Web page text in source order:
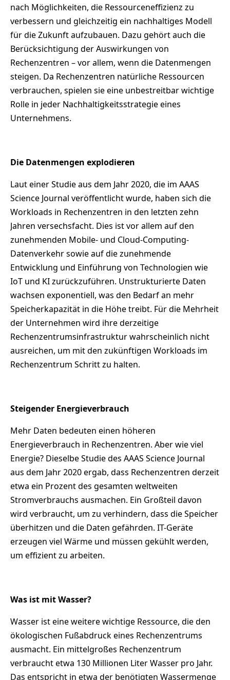
nach Möglichkeiten, die Ressourceneffizienz zu
verbessern und gleichzeitig ein nachhaltiges Modell
für die Zukunft aufzubauen. Dazu gehört auch die
Berücksichtigung der Auswirkungen von
Rechenzentren – vor allem, wenn die Datenmengen
steigen. Da Rechenzentren natürliche Ressourcen
verbrauchen, spielen sie eine unbestreitbar wichtige
Rolle in jeder Nachhaltigkeitsstrategie eines
Unternehmens.
Die Datenmengen explodieren
Laut einer Studie aus dem Jahr 2020, die im AAAS
Science Journal veröffentlicht wurde, haben sich die
Workloads in Rechenzentren in den letzten zehn
Jahren versechsfacht. Dies ist vor allem auf den
zunehmenden Mobile- und Cloud-Computing-
Datenverkehr sowie auf die zunehmende
Entwicklung und Einführung von Technologien wie
IoT und KI zurückzuführen. Unstrukturierte Daten
wachsen exponentiell, was den Bedarf an mehr
Speicherkapazität in die Höhe treibt. Für die Mehrheit
der Unternehmen wird ihre derzeitige
Rechenzentrumsinfrastruktur wahrscheinlich nicht
ausreichen, um mit den zukünftigen Workloads im
Rechenzentrum Schritt zu halten.
Steigender Energieverbrauch
Mehr Daten bedeuten einen höheren
Energieverbrauch in Rechenzentren. Aber wie viel
Energie? Dieselbe Studie des AAAS Science Journal
aus dem Jahr 2020 ergab, dass Rechenzentren derzeit
etwa ein Prozent des gesamten weltweiten
Stromverbrauchs ausmachen. Ein Großteil davon
wird verbraucht, um zu verhindern, dass die Speicher
überhitzen und die Daten gefährden. IT-Geräte
erzeugen viel Wärme und müssen gekühlt werden,
um effizient zu arbeiten.
Was ist mit Wasser?
Wasser ist eine weitere wichtige Ressource, die den
ökologischen Fußabdruck eines Rechenzentrums
ausmacht. Ein mittelgroßes Rechenzentrum
verbraucht etwa 130 Millionen Liter Wasser pro Jahr.
Das entspricht in etwa der benötigten Wassermenge